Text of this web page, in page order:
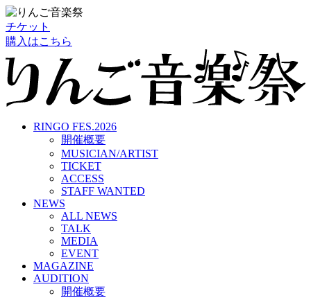
チケット
購入はこちら
RINGO FES.2026
開催概要
MUSICIAN/ARTIST
TICKET
ACCESS
STAFF WANTED
NEWS
ALL NEWS
TALK
MEDIA
EVENT
MAGAZINE
AUDITION
開催概要